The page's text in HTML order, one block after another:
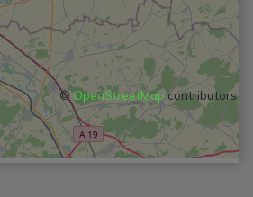
©OpenStreetMapcontributors